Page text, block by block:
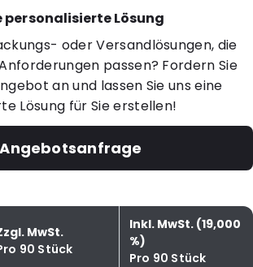
personalisierte Lösung
oder Versandlösungen, die
passen? Fordern Sie
an und lassen Sie uns eine
Lösung für Sie erstellen!
Angebotsanfrage
MwSt.
90 Stück
Inkl. MwSt. (19,000
%)
Pro 90 Stück